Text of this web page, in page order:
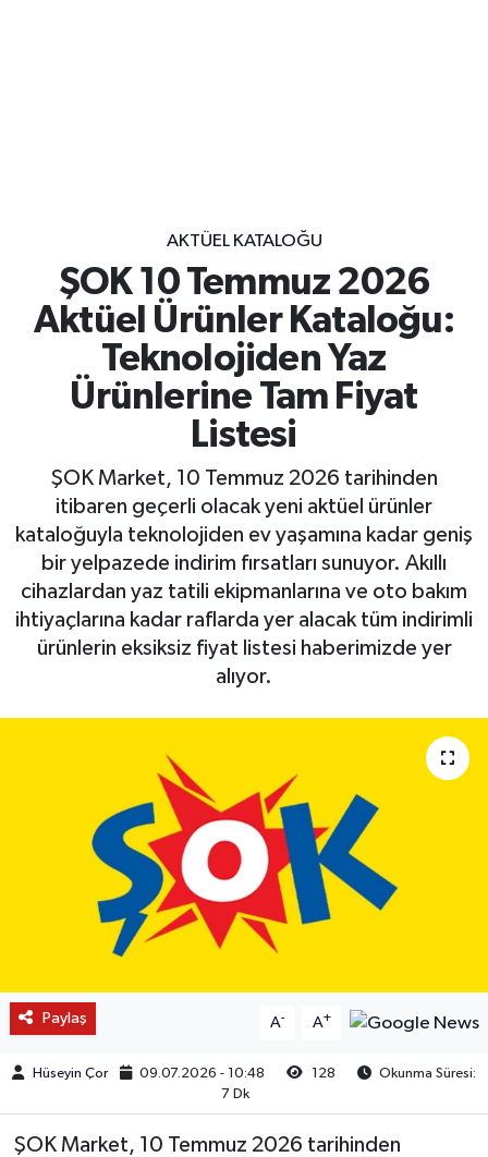
AKTÜEL KATALOĞU
ŞOK 10 Temmuz 2026
Aktüel Ürünler Kataloğu:
Teknolojiden Yaz
Ürünlerine Tam Fiyat
Listesi
ŞOK Market, 10 Temmuz 2026 tarihinden
itibaren geçerli olacak yeni aktüel ürünler
kataloğuyla teknolojiden ev yaşamına kadar geniş
bir yelpazede indirim fırsatları sunuyor. Akıllı
cihazlardan yaz tatili ekipmanlarına ve oto bakım
ihtiyaçlarına kadar raflarda yer alacak tüm indirimli
ürünlerin eksiksiz fiyat listesi haberimizde yer
alıyor.
Paylaş A- A+
Hüseyin Çor 09.07.2026 - 10:48 128
Okunma Süresi:
7 Dk
ŞOK Market, 10 Temmuz 2026 tarihinden